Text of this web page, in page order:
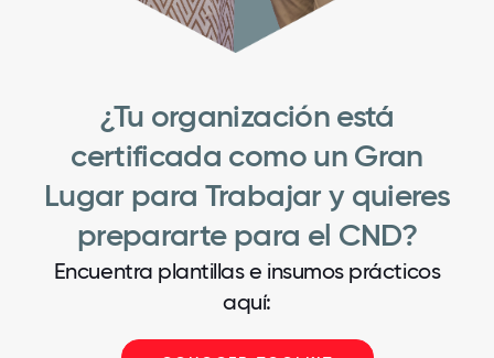
¿Tu organización está
certificada como un Gran
Lugar para Trabajar y quieres
prepararte para el CND?
Encuentra plantillas e insumos prácticos
aquí: